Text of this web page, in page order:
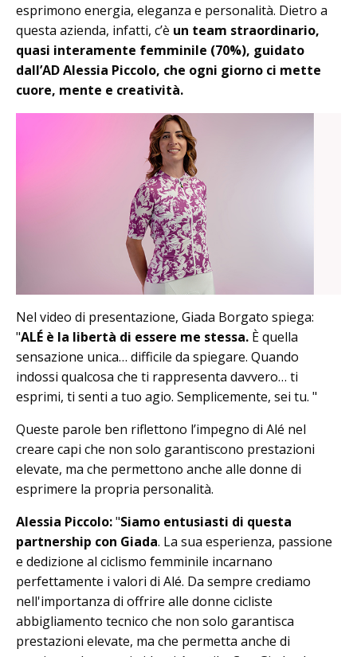
esprimono energia, eleganza e personalità. Dietro a
questa azienda, infatti, c’è un team straordinario,
quasi interamente femminile (70%), guidato
dall’AD Alessia Piccolo, che ogni giorno ci mette
cuore, mente e creatività.
Nel video di presentazione, Giada Borgato spiega:
"ALÉ è la libertà di essere me stessa. È quella
sensazione unica… difficile da spiegare. Quando
indossi qualcosa che ti rappresenta davvero… ti
esprimi, ti senti a tuo agio. Semplicemente, sei tu. "
Queste parole ben riflettono l’impegno di Alé nel
creare capi che non solo garantiscono prestazioni
elevate, ma che permettono anche alle donne di
esprimere la propria personalità.
Alessia Piccolo:"Siamo entusiasti di questa
partnership con Giada. La sua esperienza, passione
e dedizione al ciclismo femminile incarnano
perfettamente i valori di Alé. Da sempre crediamo
nell'importanza di offrire alle donne cicliste
abbigliamento tecnico che non solo garantisca
prestazioni elevate, ma che permetta anche di